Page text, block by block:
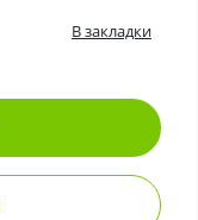
В закладки